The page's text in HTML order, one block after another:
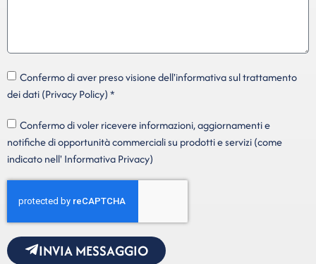
Confermo di aver preso visione dell'informativa sul trattamento
dei dati (Privacy Policy) *
Confermo di voler ricevere informazioni, aggiornamenti e
notifiche di opportunità commerciali su prodotti e servizi (come
indicato nell' Informativa Privacy)
INVIA MESSAGGIO